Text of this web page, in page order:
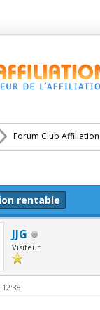
Forum Club Affiliation
rentable
JJG
Visiteur